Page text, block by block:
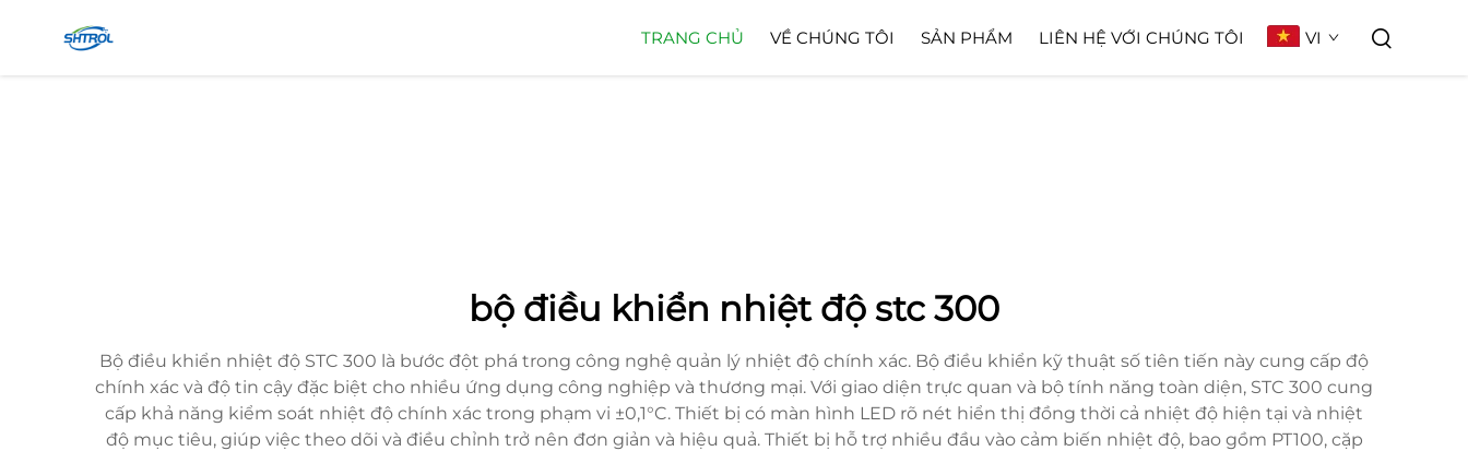
TRANG CHỦ VỀ CHÚNG TÔI SẢN PHẨM LIÊN HỆ VỚI CHÚNG TÔI VI
bộ điều khiển nhiệt độ stc 300
Bộ điều khiển nhiệt độ STC 300 là bước đột phá trong công nghệ quản lý nhiệt độ chính xác. Bộ điều khiển kỹ thuật số tiên tiến này cung cấp độ
chính xác và độ tin cậy đặc biệt cho nhiều ứng dụng công nghiệp và thương mại. Với giao diện trực quan và bộ tính năng toàn diện, STC 300 cung
cấp khả năng kiểm soát nhiệt độ chính xác trong phạm vi ±0,1°C. Thiết bị có màn hình LED rõ nét hiển thị đồng thời cả nhiệt độ hiện tại và nhiệt
độ mục tiêu, giúp việc theo dõi và điều chỉnh trở nên đơn giản và hiệu quả. Thiết bị hỗ trợ nhiều đầu vào cảm biến nhiệt độ, bao gồm PT100, cặp